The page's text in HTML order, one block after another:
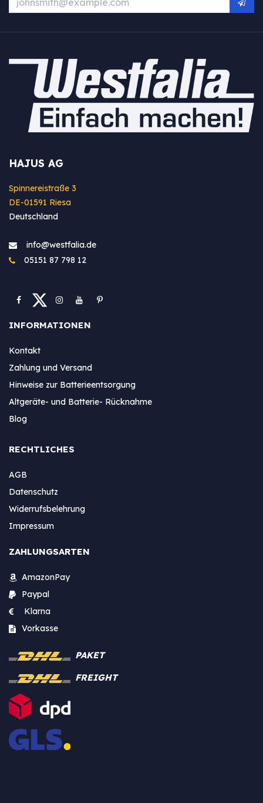
HAJUS AG
Spinnereistraße 3
DE-01591 Riesa
Deutschland
info@westfa​lia.de
05151 87 798 12
INFORMATIONEN
Kontakt
Zahlung und Versand
Hinweise zur Batterieentsorgung
Altgeräte- und Batterie- Rücknahme
Blog
RECHTLICHES
AGB
Datenschutz
Widerrufsbelehrung
Impressum
ZAHLUNGSARTEN
AmazonPay
Paypal
Klarna
Vorkasse
PAKET
FREIGHT